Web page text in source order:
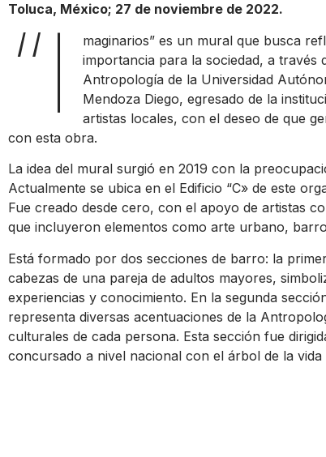
Toluca, México; 27 de noviembre de 2022.
“I
maginarios” es un mural que busca
importancia para la sociedad, a través
Antropología de la Universidad
Mendoza Diego, egresado de la
artistas locales, con el deseo de que
con esta obra.
La idea del mural surgió en 2019 con la
Actualmente se ubica en el Edificio “C» de este
Fue creado desde cero, con el apoyo de artistas
que incluyeron elementos como arte urbano,
Está formado por dos secciones de barro: la
cabezas de una pareja de adultos mayores,
experiencias y conocimiento. En la segunda
representa diversas acentuaciones de la
culturales de cada persona. Esta sección fue
concursado a nivel nacional con el árbol de la